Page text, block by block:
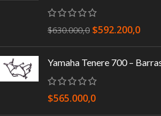
$630.000,0 $592.200,0
Yamaha Tenere 700 –
$565.000,0